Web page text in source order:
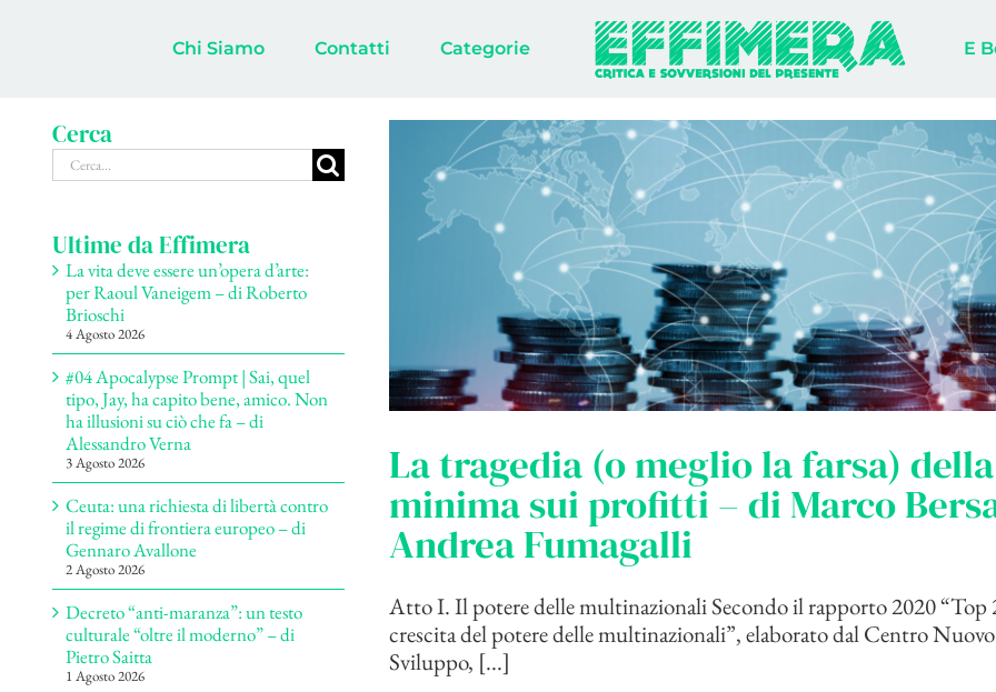
Chi Siamo Contatti Categorie E
La tragedia (o meglio la farsa)
minima sui profitti – di Marco
Andrea Fumagalli
Atto I. Il potere delle multinazionali Secondo il rapporto 2020 “Top
crescita del potere delle multinazionali”, elaborato dal Centro
Sviluppo, [...]
Cerca
Cerca
per:
Ultime da Effimera
La vita deve essere un’opera d’arte:
per Raoul Vaneigem – di Roberto
Brioschi
4 Agosto 2026
#04 Apocalypse Prompt | Sai, quel
tipo, Jay, ha capito bene, amico. Non
ha illusioni su ciò che fa – di
Alessandro Verna
3 Agosto 2026
Ceuta: una richiesta di libertà contro
il regime di frontiera europeo – di
Gennaro Avallone
2 Agosto 2026
Decreto “anti-maranza”: un testo
culturale “oltre il moderno” – di
Pietro Saitta
1 Agosto 2026